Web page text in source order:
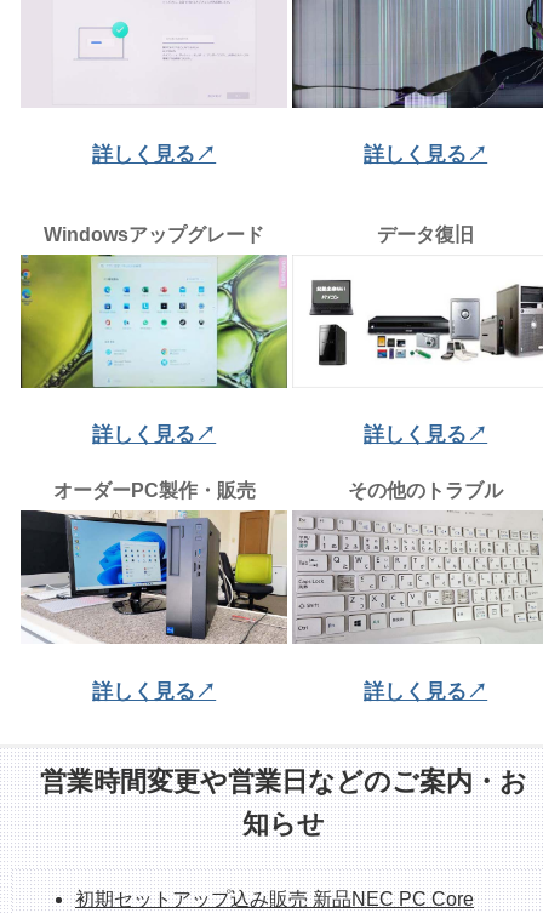
詳しく見る↗ 詳しく見る↗
Windowsアップグレード
詳しく見る↗
データ復旧
詳しく見る↗
オーダーPC製作・販売
詳しく見る↗
その他のトラブル
詳しく見る↗
営業時間変更や営業日などのご案内・お
知らせ
初期セットアップ込み販売 新品NEC PC Core